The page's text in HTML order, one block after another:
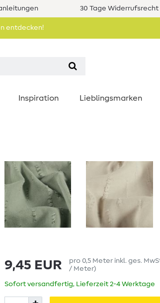
30 Tage Widerrufsrecht
entdecken!
Inspiration Lieblingsmarken
9,45 EUR pro 0,5 Meter inkl. ges.
/ Meter)
Sofort versandfertig, Lieferzeit 2-4 Werktage